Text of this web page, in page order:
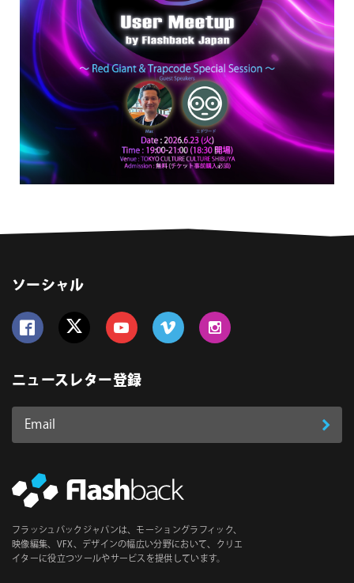
ソーシャル
ニュースレター登録
Email
ス
必
須
登
フラッシュバックジャパンは、モーショングラフィック、
映像編集、VFX、デザインの幅広い分野において、クリエ
イターに役立つツールやサービスを提供しています。